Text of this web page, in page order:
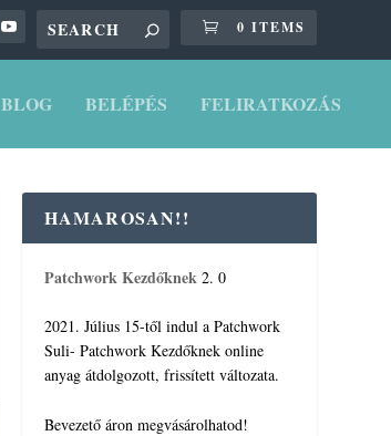
0 ITEMS
BLOG BELÉPÉS FELIRATKOZÁS
HAMAROSAN!!
Patchwork Kezdőknek2. 0
2021. Július 15-től indul a Patchwork
Suli- Patchwork Kezdőknek online
anyag átdolgozott, frissített változata.
Bevezető áron megvásárolhatod!